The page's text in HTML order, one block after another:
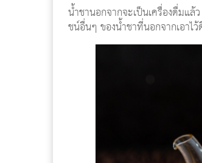
น้ำชานอกจากจะเป็นเครื่องดื่มแ
ชน์อื่นๆ ของน้ำชาที่นอกจากเอาไ